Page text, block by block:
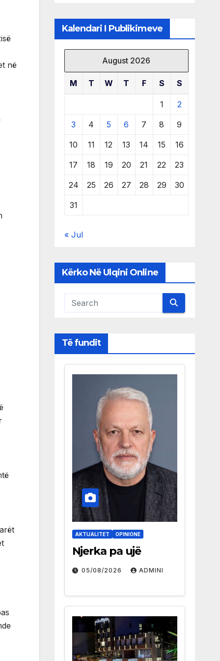
në
Kalendari I Publikimeve
August 2026
M T W T F S S
1 2
3 4 5 6 7 8 9
10 11 12 13 14 15 16
17 18 19 20 21 22 23
24 25 26 27 28 29 30
31
« Jul
Kërko Në Ulqini Online
Të fundit
AKTUALITET OPINIONE
Njerka pa ujë
05/08/2026 ADMINI